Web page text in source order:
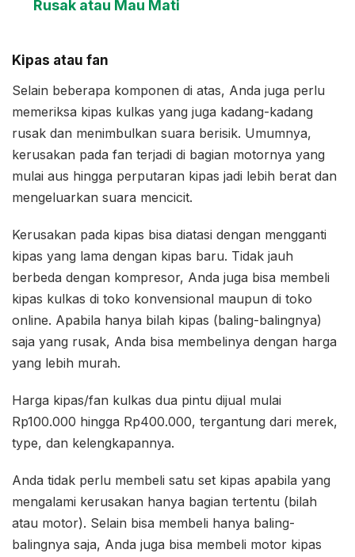
Rusak atau Mau Mati
Kipas atau fan
Selain beberapa komponen di atas, Anda juga perlu
memeriksa kipas kulkas yang juga kadang-kadang
rusak dan menimbulkan suara berisik. Umumnya,
kerusakan pada fan terjadi di bagian motornya yang
mulai aus hingga perputaran kipas jadi lebih berat dan
mengeluarkan suara mencicit.
Kerusakan pada kipas bisa diatasi dengan mengganti
kipas yang lama dengan kipas baru. Tidak jauh
berbeda dengan kompresor, Anda juga bisa membeli
kipas kulkas di toko konvensional maupun di toko
online. Apabila hanya bilah kipas (baling-balingnya)
saja yang rusak, Anda bisa membelinya dengan harga
yang lebih murah.
Harga kipas/fan kulkas dua pintu dijual mulai
Rp100.000 hingga Rp400.000, tergantung dari merek,
type, dan kelengkapannya.
Anda tidak perlu membeli satu set kipas apabila yang
mengalami kerusakan hanya bagian tertentu (bilah
atau motor). Selain bisa membeli hanya baling-
balingnya saja, Anda juga bisa membeli motor kipas